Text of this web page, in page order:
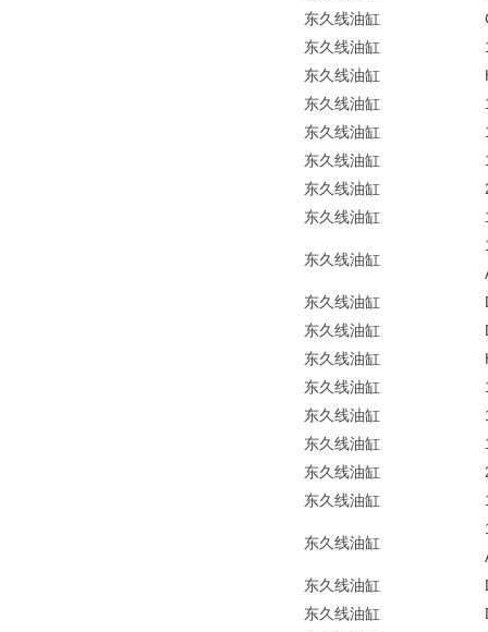
东久线油缸
东久线油缸
东久线油缸
东久线油缸
东久线油缸
东久线油缸
东久线油缸
东久线油缸
东久线油缸
东久线油缸
东久线油缸
东久线油缸
东久线油缸
东久线油缸
东久线油缸
东久线油缸
东久线油缸
东久线油缸
东久线油缸
东久线油缸